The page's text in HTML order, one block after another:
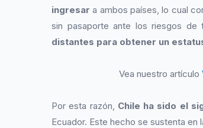
ingresar a ambos países, lo cual
sin pasaporte ante los riesgos de
distantes para obtener un
Vea nuestro artículo
Por esta razón, Chile ha sido el
Ecuador. Este hecho se sustenta en